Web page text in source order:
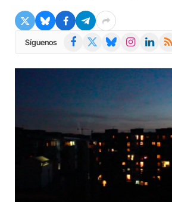
Síguenos Facebook BlueskyInstagramLinkedIn
RSS